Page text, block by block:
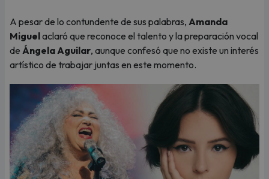
A pesar de lo contundente de sus palabras, Amanda
Miguelaclaró que reconoce el talento y la preparación vocal
de Ángela Aguilar, aunque confesó que no existe un interés
artístico de trabajar juntas en este momento.